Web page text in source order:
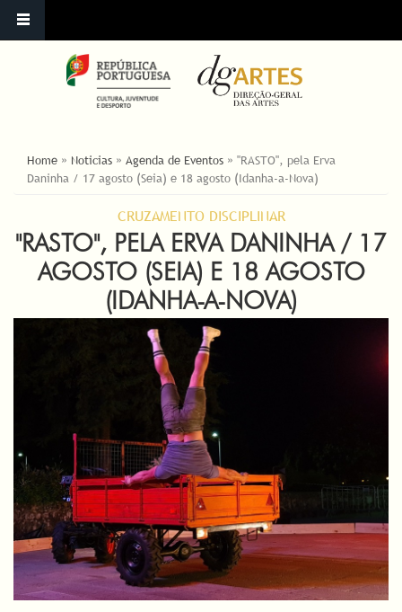
ESTÁ AQUI
Home » Noticias » Agenda de Eventos » "RASTO", pela Erva
Daninha / 17 agosto (Seia) e 18 agosto (Idanha-a-Nova)
CRUZAMENTO DISCIPLINAR
"RASTO", PELA ERVA DANINHA / 17
AGOSTO (SEIA) E 18 AGOSTO
(IDANHA-A-NOVA)